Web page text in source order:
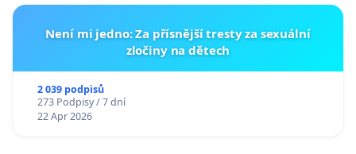
Není mi jedno: Za přísnější tresty za sexuální
zločiny na dětech
2 039 podpisů
273 Podpisy / 7 dní
22 Apr 2026